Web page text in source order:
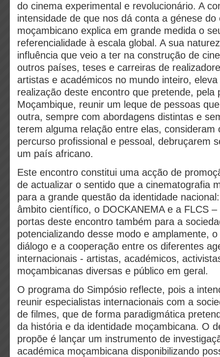
do cinema experimental e revolucionário. A
intensidade de que nos dá conta a génese do
moçambicano explica em grande medida o
referencialidade à escala global. A sua
influência que veio a ter na construção de
outros países, teses e carreiras de
artistas e académicos no mundo inteiro,
realização deste encontro que pretende, pela
Moçambique, reunir um leque de pessoas
outra, sempre com abordagens distintas e
terem alguma relação entre elas, consideram
percurso profissional e pessoal, debruçarem
um país africano.
Este encontro constitui uma acção de
de actualizar o sentido que a cinematografia
para a grande questão da identidade
âmbito científico, o DOCKANEMA e a FLCS
portas deste encontro também para a
potencializando desse modo e amplamente,
diálogo e a cooperação entre os diferentes
internacionais - artistas, académicos,
moçambicanas diversas e público em geral.
O programa do Simpósio reflecte, pois a
reunir especialistas internacionais com a
de filmes, que de forma paradigmática
da história e da identidade moçambicana. O
propõe é lançar um instrumento de
académica moçambicana disponibilizando